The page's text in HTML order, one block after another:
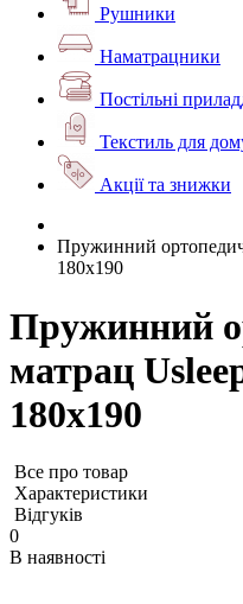
Рушники
Наматрацники
Постільні
Текстиль для
Акції та знижки
Пружинний
180х190
Пружинний
матрац
180х190
Все про товар
Характеристики
Відгуків
0
В наявності